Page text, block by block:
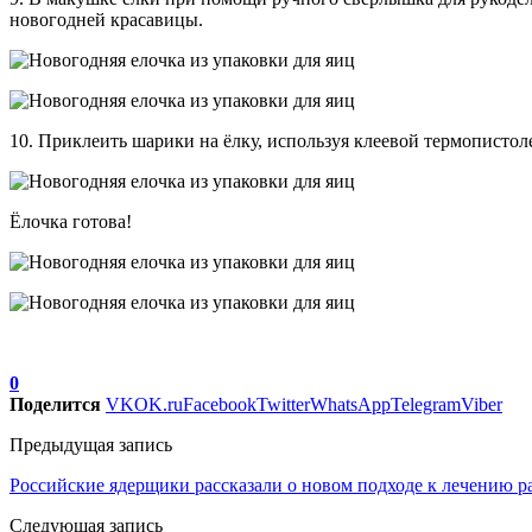
новогодней красавицы.
10. Приклеить шарики на ёлку, используя клеевой
Ёлочка готова!
0
Поделится VKOK.ruFacebookTwitterWhatsAppTelegramViber
Предыдущая запись
Российские ядерщики рассказали о новом подходе к лечению
Следующая запись